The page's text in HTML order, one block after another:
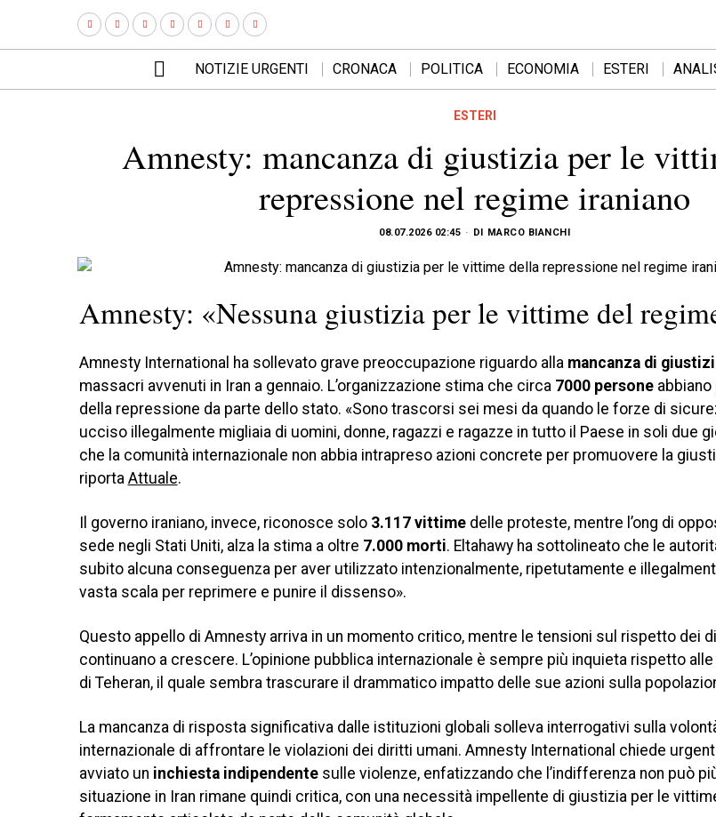
NOTIZIE URGENTI CRONACA POLITICA ECONOMIA ESTERI
ESTERI
Amnesty: mancanza di giustizia per le
repressione nel regime iraniano
08.07.2026 02:45 DI MARCO BIANCHI
Amnesty: «Nessuna giustizia per le vittime del
Amnesty International ha sollevato grave preoccupazione riguardo alla mancanza di
massacri avvenuti in Iran a gennaio. L’organizzazione stima che circa 7000 personeabbiano
della repressione da parte dello stato. «Sono trascorsi sei mesi da quando le forze di
ucciso illegalmente migliaia di uomini, donne, ragazzi e ragazze in tutto il Paese in soli due
che la comunità internazionale non abbia intrapreso azioni concrete per promuovere la
riporta Attuale.
Il governo iraniano, invece, riconosce solo 3.117 vittimedelle proteste, mentre l’ong di
sede negli Stati Uniti, alza la stima a oltre 7.000 morti. Eltahawy ha sottolineato che le
subito alcuna conseguenza per aver utilizzato intenzionalmente, ripetutamente e
vasta scala per reprimere e punire il dissenso».
Questo appello di Amnesty arriva in un momento critico, mentre le tensioni sul rispetto dei
continuano a crescere. L’opinione pubblica internazionale è sempre più inquieta rispetto
di Teheran, il quale sembra trascurare il drammatico impatto delle sue azioni sulla
La mancanza di risposta significativa dalle istituzioni globali solleva interrogativi sulla
internazionale di affrontare le violazioni dei diritti umani. Amnesty International chiede
avviato un inchiesta indipendentesulle violenze, enfatizzando che l’indifferenza non può
situazione in Iran rimane quindi critica, con una necessità impellente di giustizia per le